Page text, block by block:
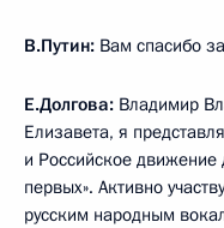
В.Путин: Вам спасибо
Е.Долгова: Владимир
Елизавета, я
и Российское
первых». Активно
русским народным